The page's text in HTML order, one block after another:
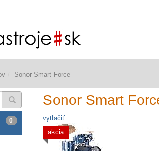
Sonor Smart Force
0
Sonor Smart
vytlačiť
akcia